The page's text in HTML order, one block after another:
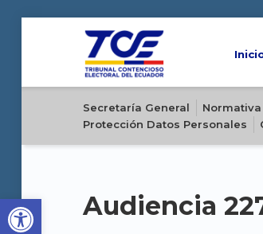
Open toolbar
Secretaría General Normativa
Protección Datos Personales
Audiencia